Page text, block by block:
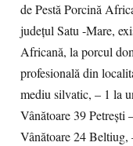
de Pestă Porcină
județul Satu -Mare,
Africană, la porcul
profesională din
mediu silvatic, – 1 la
Vânătoare 39 Petrești
Vânătoare 24